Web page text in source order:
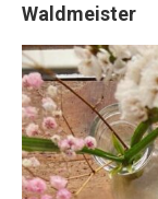
Waldmeister